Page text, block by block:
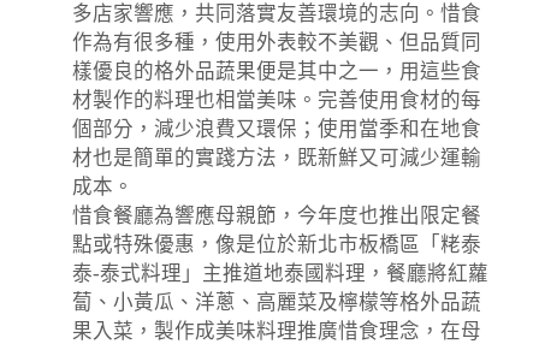
多店家響應，共同落實友善環境的志向。惜食
作為有很多種，使用外表較不美觀、但品質同
樣優良的格外品蔬果便是其中之一，用這些食
材製作的料理也相當美味。完善使用食材的每
個部分，減少浪費又環保；使用當季和在地食
材也是簡單的實踐方法，既新鮮又可減少運輸
成本。
惜食餐廳為響應母親節，今年度也推出限定餐
點或特殊優惠，像是位於新北市板橋區「粩泰
泰-泰式料理」主推道地泰國料理，餐廳將紅蘿
蔔、小黃瓜、洋蔥、高麗菜及檸檬等格外品蔬
果入菜，製作成美味料理推廣惜食理念，在母